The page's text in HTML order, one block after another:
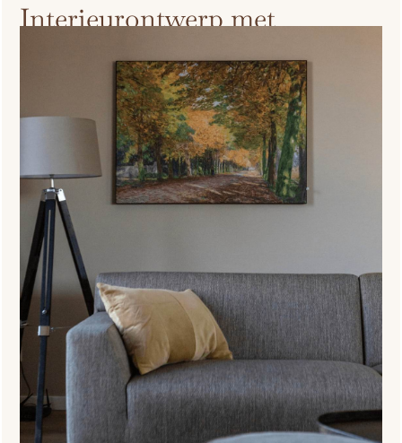
Interieurontwerp met
aandacht voor welzijn